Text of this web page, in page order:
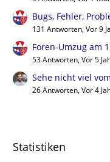
Bugs, Fehler,
131 Antworten, Vor 9
Foren-Umzug am
53 Antworten, Vor 5
Sehe nicht viel
26 Antworten, Vor 4
Statistiken